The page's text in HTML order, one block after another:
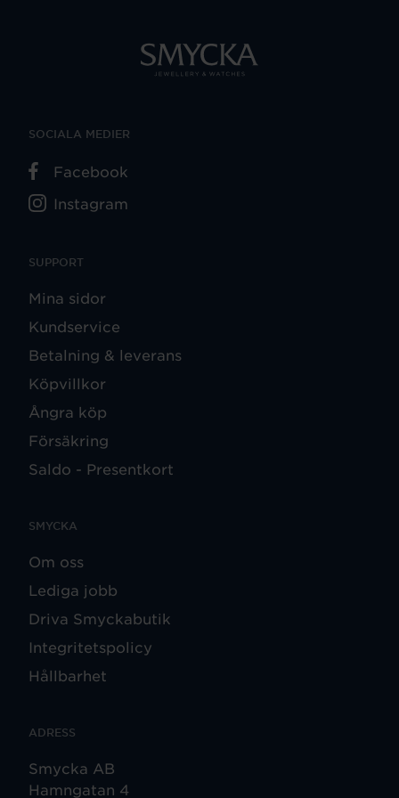
SUPPORT
Mina sidor
Kundservice
Betalning & leverans
Köpvillkor
Ångra köp
Försäkring
Saldo - Presentkort
SMYCKA
Om oss
Lediga jobb
Driva Smyckabutik
Integritetspolicy
Hållbarhet
ADRESS
Smycka AB
Hamngatan 4
SOCIALA MEDIER
Facebook
Instagram